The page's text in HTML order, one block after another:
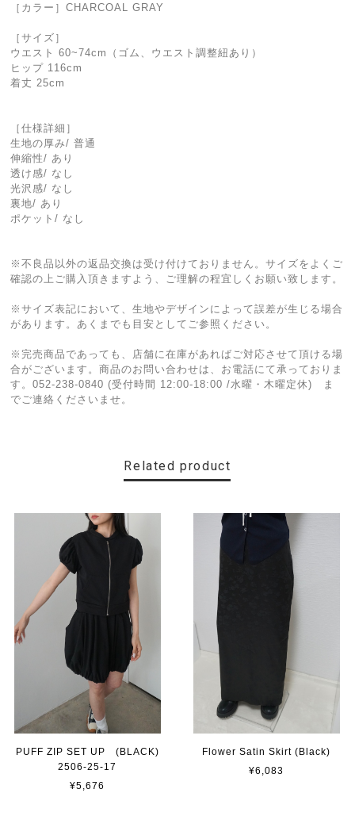
［カラー］CHARCOAL GRAY
［サイズ］
ウエスト 60~74cm（ゴム、ウエスト調整紐あり）
ヒップ 116cm
着丈 25cm
［仕様詳細］
生地の厚み/ 普通
伸縮性/ あり
透け感/ なし
光沢感/ なし
裏地/ あり
ポケット/ なし
※不良品以外の返品交換は受け付けておりません。サイズをよくご
確認の上ご購入頂きますよう、ご理解の程宜しくお願い致します。
※サイズ表記において、生地やデザインによって誤差が生じる場合
があります。あくまでも目安としてご参照ください。
※完売商品であっても、店舗に在庫があればご対応させて頂ける場
合がございます。商品のお問い合わせは、お電話にて承っておりま
す。052-238-0840 (受付時間 12:00-18:00 /水曜・木曜定休) ま
でご連絡くださいませ。
Related product
PUFF ZIP SET UP (BLACK)
2506-25-17
¥5,676
Flower Satin Skirt (Black)
¥6,083